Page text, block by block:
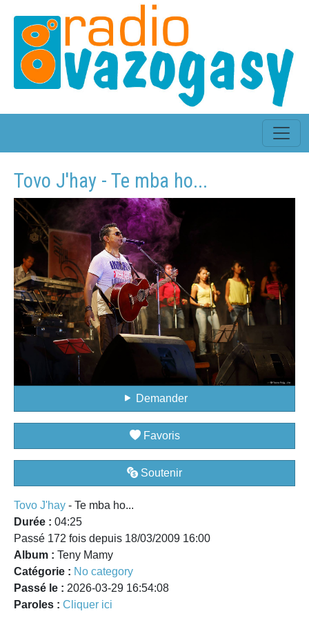
Tovo J'hay - Te mba ho...
Demander
Favoris
Soutenir
Tovo J'hay - Te mba ho...
Durée : 04:25
Passé 172 fois depuis 18/03/2009 16:00
Album : Teny Mamy
Catégorie : No category
Passé le : 2026-03-29 16:54:08
Paroles : Cliquer ici